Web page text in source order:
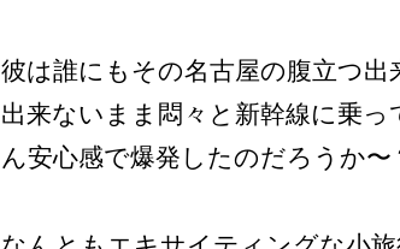
彼は誰にもその名古屋の腹立つ出
出来ないまま悶々と新幹線に乗っ
ん安心感で爆発したのだろうか〜